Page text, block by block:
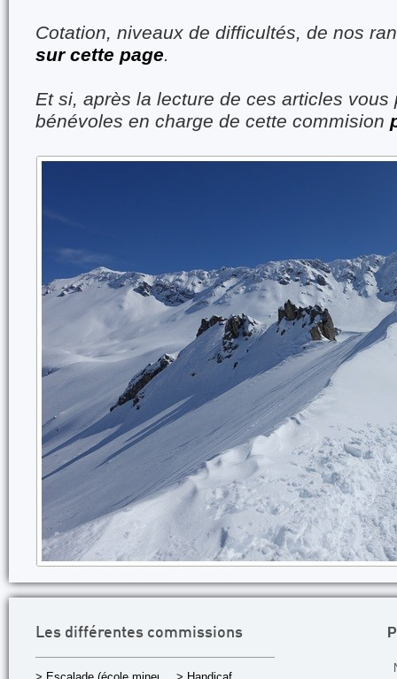
Cotation, niveaux de difficultés, de nos
sur cette page.
Et si, après la lecture de ces articles vous
bénévoles en charge de cette commision
Les différentes commissions